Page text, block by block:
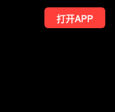
打开APP